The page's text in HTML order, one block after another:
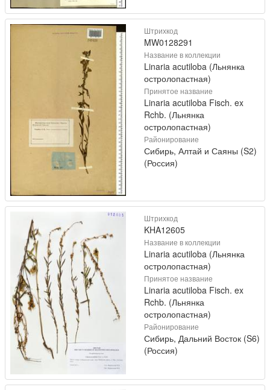
Штрихкод
MW0128291
Название в коллекции
Linaria acutiloba (Льнянка
остролопастная)
Принятое название
Linaria acutiloba Fisch. ex
Rchb. (Льнянка
остролопастная)
Районирование
Сибирь, Алтай и Саяны (S2)
(Россия)
Штрихкод
KHA12605
Название в коллекции
Linaria acutiloba (Льнянка
остролопастная)
Принятое название
Linaria acutiloba Fisch. ex
Rchb. (Льнянка
остролопастная)
Районирование
Сибирь, Дальний Восток (S6)
(Россия)